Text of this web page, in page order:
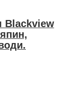
Blackview